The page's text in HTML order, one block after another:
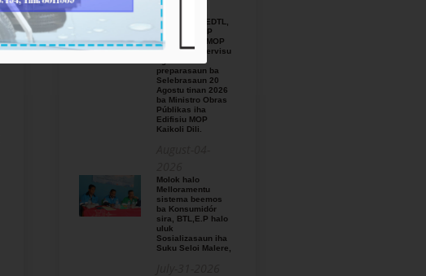
2026
BTL, E.P ho EDTL,
E.P no IGE I.P
enkontru ho MOP
hodi relata servisu
preparasaun ba
Selebrasaun 20
Agostu tinan 2026
ba Ministro Obras
Públikas iha
Edifisiu MOP
Kaikoli Dili.
Molok halo
Melloramentu
sistema beemos
ba Konsumidór
sira, BTL,E.P halo
uluk
Sosializasaun iha
Suku Seloi Malere,